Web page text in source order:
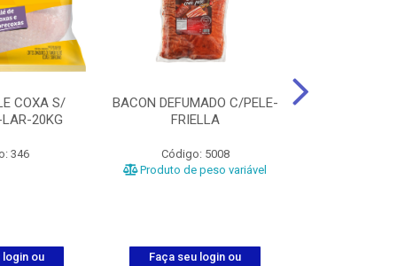
COXA S/
20KG
346
login ou
BACON DEFUMADO C/PELE-
FRIELLA
Código: 5008
Produto de peso variável
Faça seu login ou